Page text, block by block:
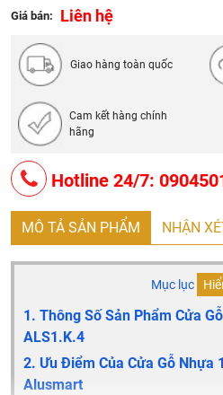
vệ sinh – Phòng thờ
Giá bán: Liên hệ
Giao hàng toàn quốc
Cam kết hàng chính
hãng
Hotline 24/7:
MÔ TẢ SẢN PHẨM NHẬN
Mục lục
1. Thông Số Sản Phẩm Cửa
ALS1.K.4
2. Ưu Điểm Của Cửa Gỗ Nhựa
Alusmart